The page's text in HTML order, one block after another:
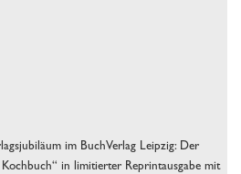
im BuchVerlag Leipzig: Der
in limitierter Reprintausgabe mit